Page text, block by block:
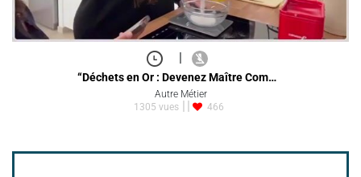
“Déchets en Or : Devenez Maître Com…
Autre Métier
1305 vues
466